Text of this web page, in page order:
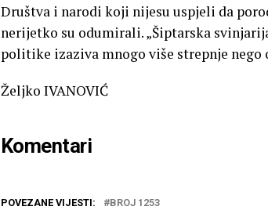
Društva i narodi koji nijesu uspjeli da
nerijetko su odumirali. „Šiptarska
politike izaziva mnogo više strepnje nego
Željko IVANOVIĆ
Komentari
POVEZANE VIJESTI: BROJ 1253